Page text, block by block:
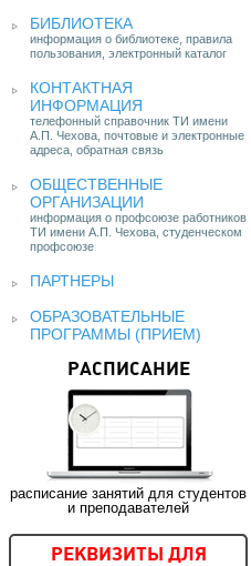
БИБЛИОТЕКА
информация о библиотеке, правила
пользования, электронный каталог
КОНТАКТНАЯ
ИНФОРМАЦИЯ
телефонный справочник ТИ имени
А.П. Чехова, почтовые и электронные
адреса, обратная связь
ОБЩЕСТВЕННЫЕ
ОРГАНИЗАЦИИ
информация о профсоюзе работников
ТИ имени А.П. Чехова, студенческом
профсоюзе
ПАРТНЕРЫ
ОБРАЗОВАТЕЛЬНЫЕ
ПРОГРАММЫ (ПРИЕМ)
РАСПИСАНИЕ
расписание занятий для студентов
и преподавателей
РЕКВИЗИТЫ ДЛЯ